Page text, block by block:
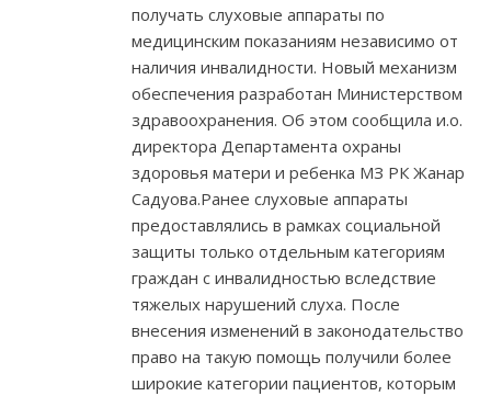
получать слуховые аппараты по
медицинским показаниям независимо от
наличия инвалидности. Новый механизм
обеспечения разработан Министерством
здравоохранения. Об этом сообщила и.о.
директора Департамента охраны
здоровья матери и ребенка МЗ РК Жанар
Садуова.Ранее слуховые аппараты
предоставлялись в рамках социальной
защиты только отдельным категориям
граждан с инвалидностью вследствие
тяжелых нарушений слуха. После
внесения изменений в законодательство
право на такую помощь получили более
широкие категории пациентов, которым